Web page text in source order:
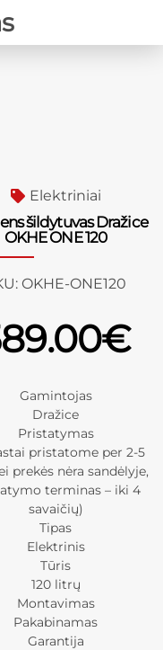
Elektriniai
šildytuvas Dražice
OKHE ONE 120
OKHE-ONE120
€
Gamintojas
Dražice
Pristatymas
pristatome per 2-5
prekės nėra sandėlyje,
terminas – iki 4
savaičių)
Tipas
Elektrinis
Tūris
120 litrų
Montavimas
Pakabinamas
Garantija